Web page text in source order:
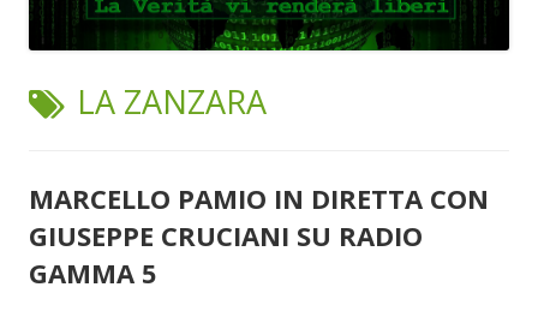
TAG:
LA ZANZARA
MARCELLO PAMIO IN DIRETTA CON
GIUSEPPE CRUCIANI SU RADIO
GAMMA 5